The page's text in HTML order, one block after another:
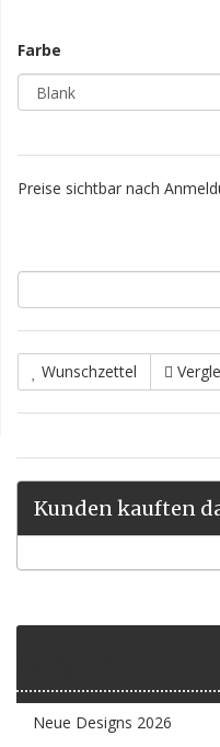
Farbe
Preise sichtbar nach
Wunschzettel
Kunden kauften
Neue Designs 2026